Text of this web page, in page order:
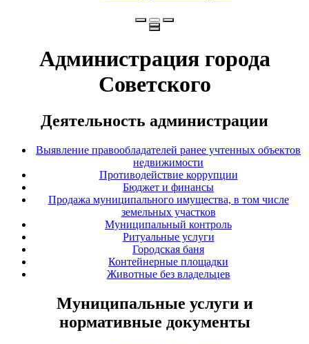
Администрация города
Советского
Деятельность администрации
Выявление правообладателей ранее учтенных объектов
недвижимости
Противодействие коррупции
Бюджет и финансы
Продажа муниципального имущества, в том числе
земельных участков
Муниципальный контроль
Ритуальные услуги
Городская баня
Контейнерные площадки
Животные без владельцев
Муниципальные услуги и
нормативные документы